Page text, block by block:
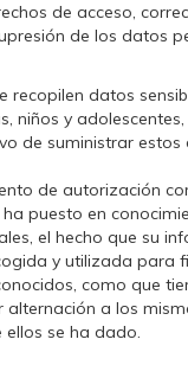
de acceso,
de los datos
recopilen datos
niños y
de suministrar estos
de autorización
puesto en
el hecho que su
y utilizada para
como que
alternación a los
ellos se ha dado.